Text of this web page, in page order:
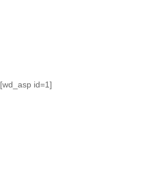
[wd_asp id=1]